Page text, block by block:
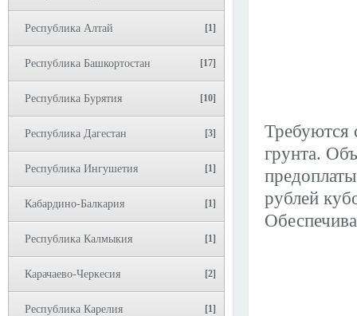
Республика Алтай [1]
Республика Башкортостан [17]
Республика Бурятия [10]
Республика Дагестан [3]
Республика Ингушетия [1]
Кабардино-Балкария [1]
Республика Калмыкия [1]
Карачаево-Черкесия [2]
Республика Карелия [1]
Требуются
грунта.
рублей